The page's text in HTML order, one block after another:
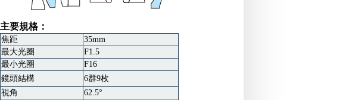
主要規格：
焦距
35mm
最大光圈
F1.5
最小光圈
F16
鏡頭結構
6群9枚
視角
62.5°